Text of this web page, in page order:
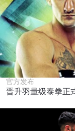
官方发布
晋升羽量级泰拳正